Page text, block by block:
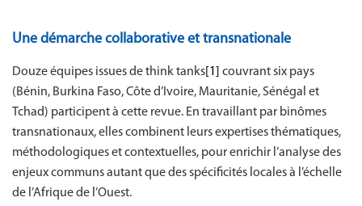
Une démarche collaborative et transnationale
Douze équipes issues de think tanks [1]
couvrant six pays
(Bénin, Burkina Faso, Côte d’Ivoire, Mauritanie, Sénégal et
Tchad) participent à cette revue. En travaillant par binômes
transnationaux, elles combinent leurs expertises thématiques,
méthodologiques et contextuelles, pour enrichir l’analyse des
enjeux communs autant que des spécificités locales à l’échelle
de l’Afrique de l’Ouest.